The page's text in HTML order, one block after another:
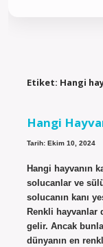
Etiket: Hangi
Hangi
Tarih: Ekim 10, 2024
Hangi hayvanın
solucanlar ve
solucanın kanı
Renkli hayvanlar
gelir. Ancak
dünyanın en